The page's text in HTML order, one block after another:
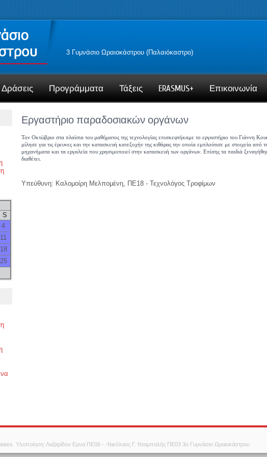
3 Γυμνάσιο Ωραιοκάστρου (Παλαιόκαστρο)
Δράσεις Προγράμματα Τάξεις ERASMUS+ Επικοινωνία
S
4
11
18
25
Εργαστήριο παραδοσιακών οργάνων
Τον Οκτώβριο στα πλαίσια του μαθήματος της τεχνολογίας επισκεφτήκαμε το εργαστήριο του Γιάννη
μίλησε για τις έρευνες και την κατασκευή κατεξοχήν της κιθάρας την οποία εμπλούτισε με στοιχεία
μηχανήματα και τα εργαλεία που χρησιμοποιεί στην κατασκευή των οργάνων. Επίσης τα παιδιά
διαθέτει.
Υπεύθυνη: Καλομοίρη Μελπομένη, ΠΕ18 - Τεχνολόγος Τροφίμων
. Υλοποίηση: Λαζαρίδου Ερνα ΠΕ06 - -Νικόλαος Γ. Νταμπαλής ΠΕ03 3ο Γυμνάσιο Ωραιοκάστρου